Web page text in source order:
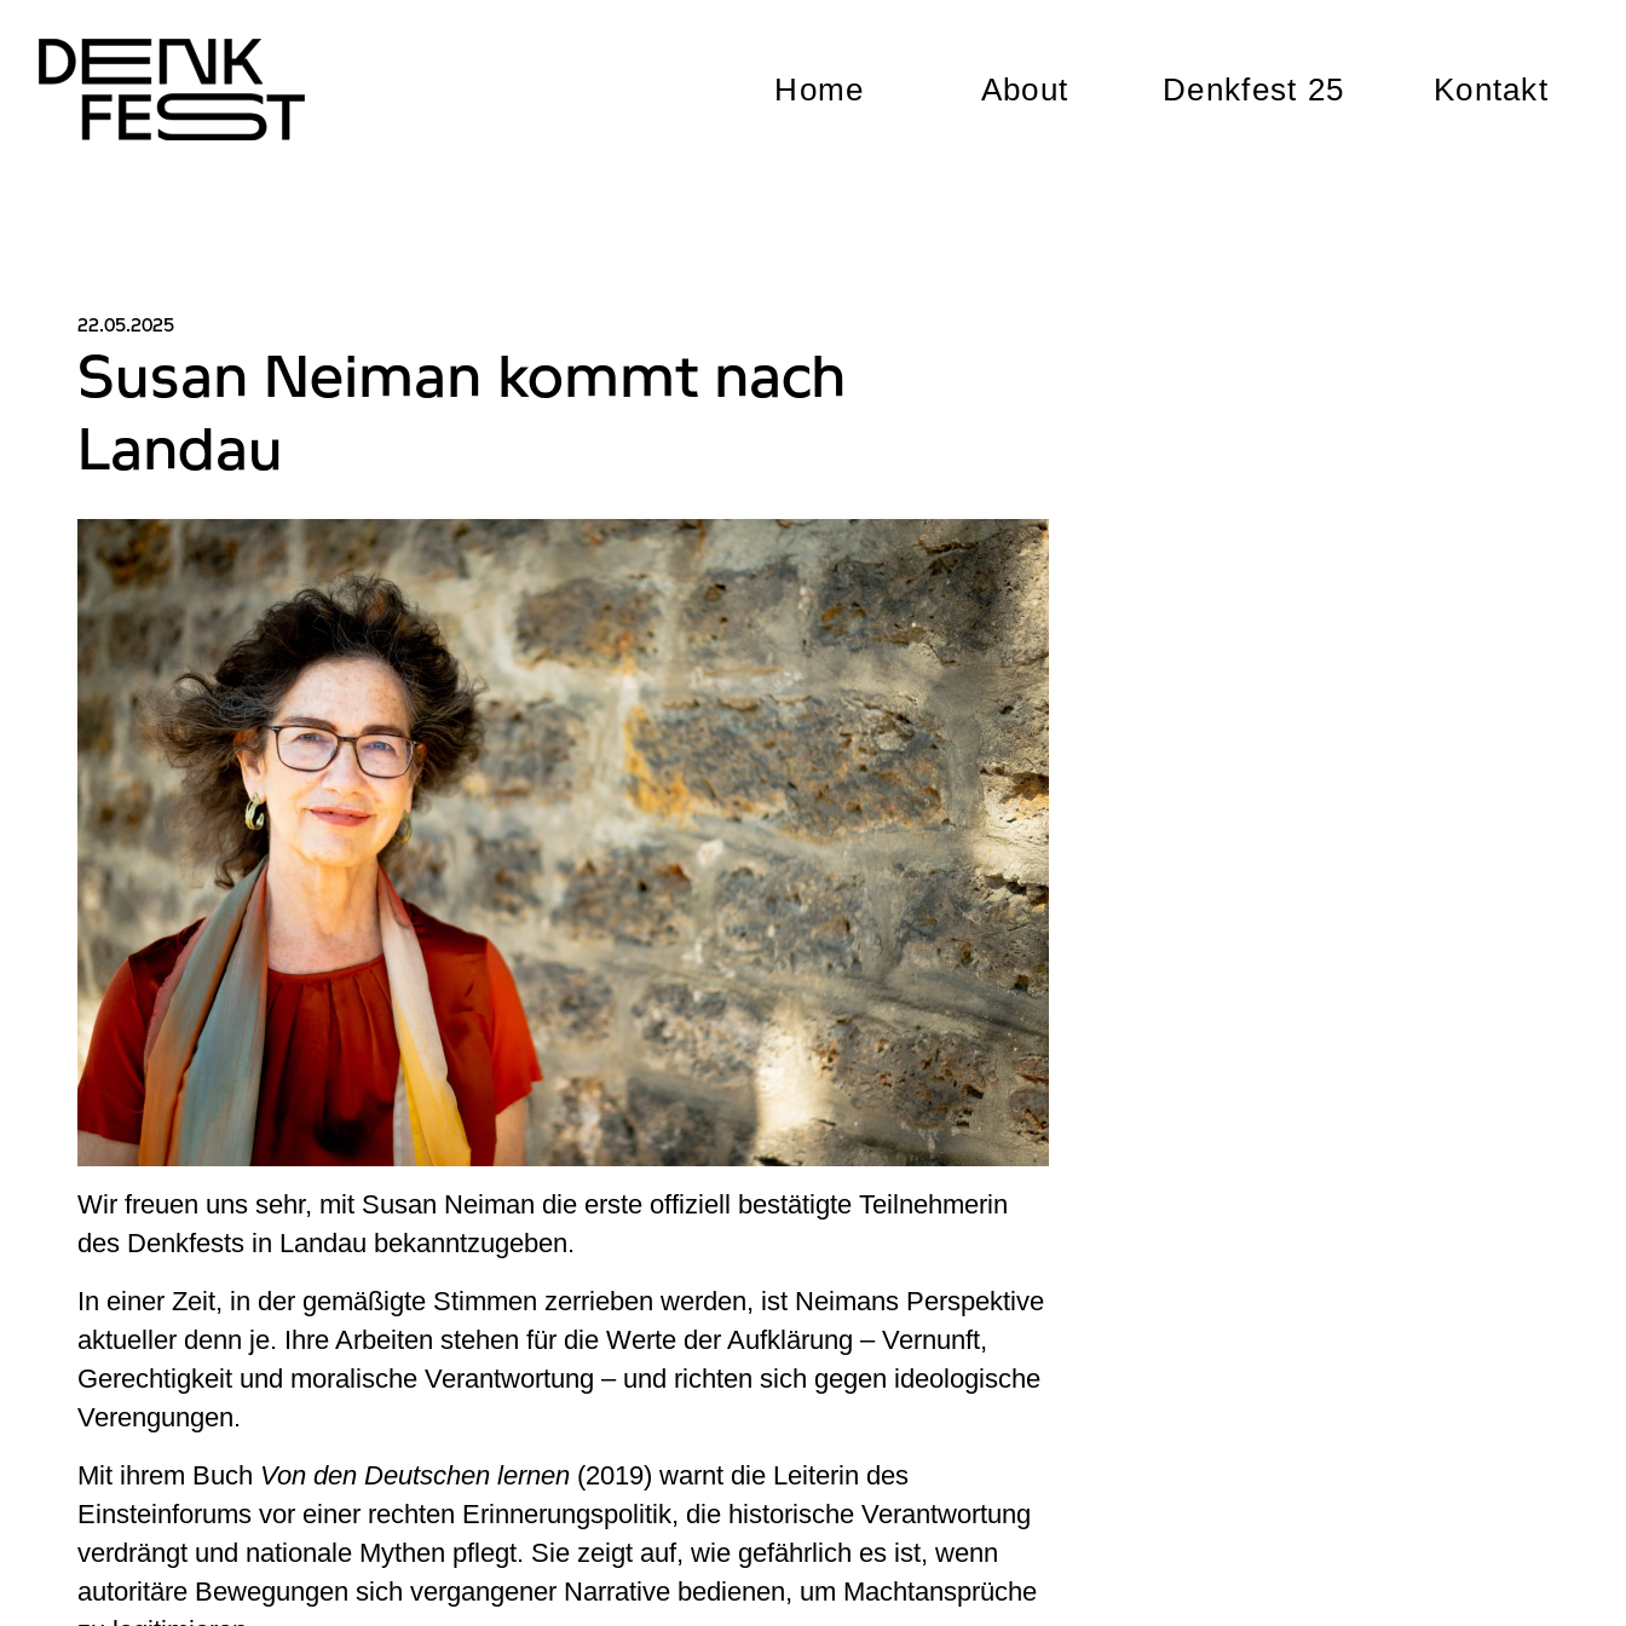
Home About Denkfest 25 Kontakt
22.05.2025
Susan Neiman kommt nach
Landau
Wir freuen uns sehr, mit Susan Neiman die erste offiziell bestätigte Teilnehmerin
des Denkfests in Landau bekanntzugeben.
In einer Zeit, in der gemäßigte Stimmen zerrieben werden, ist Neimans Perspektive
aktueller denn je. Ihre Arbeiten stehen für die Werte der Aufklärung – Vernunft,
Gerechtigkeit und moralische Verantwortung – und richten sich gegen ideologische
Verengungen.
Mit ihrem Buch Von den Deutschen lernen (2019) warnt die Leiterin des
Einsteinforums vor einer rechten Erinnerungspolitik, die historische Verantwortung
verdrängt und nationale Mythen pflegt. Sie zeigt auf, wie gefährlich es ist, wenn
autoritäre Bewegungen sich vergangener Narrative bedienen, um Machtansprüche